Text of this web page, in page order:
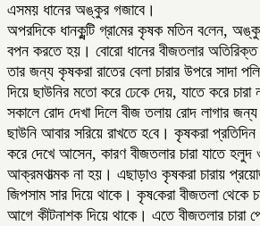
এসময় ধানের অঙ্কুর গজাবে।
অপরদিকে ধানকু‌ন্টি গ্রা‌মের কৃষক ম‌তিন ব‌লেন,
বপন করতে হয়। বোরো ধানের বীজতলার অতিরিক্ত
তার জন্য কৃষকরা রাতের বেলা চারার উপরে সাদা
দিয়ে ছাউনির মতো করে ঢেকে দেয়, যাতে করে চারা
সকালে রোদ দেখা দিলে বীজ তলায় রোদ লাগার
ছাউনি আবার সরিয়ে রাখতে হ‌বে। কৃষকরা
করে দেখে আসেন, কারণ বীজতলার চারা যাতে
আক্রমণাত্মক না হয়। এছাড়াও কৃষকরা চারায়
জিপসাম সার দিয়ে থাকে। কৃষ‌কেরা বীজতলা থেকে
আগে কীটনাশক দিয়ে থাকে। এতে বীজতলার চারা